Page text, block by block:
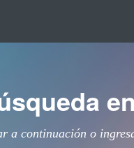
a continuación o